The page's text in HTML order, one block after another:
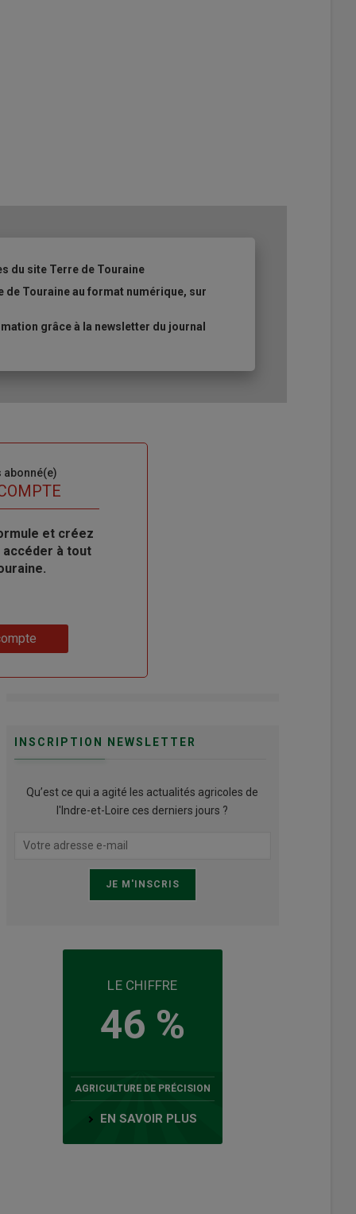
du site Terre de Touraine
de Touraine au format numérique, sur
grâce à la newsletter du journal
abonné(e)
et créez
à tout
INSCRIPTION NEWSLETTER
Qu’est ce qui a agité les actualités agricoles de
l'Indre-et-Loire ces derniers jours ?
LE CHIFFRE
46 %
AGRICULTURE DE PRÉCISION
EN SAVOIR PLUS